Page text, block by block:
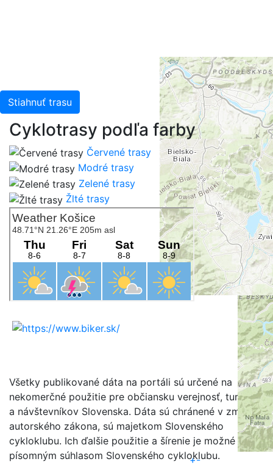
+-
Stiahnuť trasu
Cyklotrasy podľa farby
Červené trasy
Modré trasy
Zelené trasy
Žlté trasy
Všetky publikované dáta na portáli sú určené na
nekomerčné použitie pre občiansku verejnosť, turistov
a návštevníkov Slovenska. Dáta sú chránené v zmysle
autorského zákona, sú majetkom Slovenského
cykloklubu. Ich ďalšie použitie a šírenie je možné iba s
písomným súhlasom Slovenského cykloklubu.